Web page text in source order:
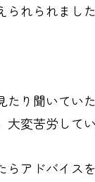
られられまし
たり聞いてい
大変苦労して
らアドバイス